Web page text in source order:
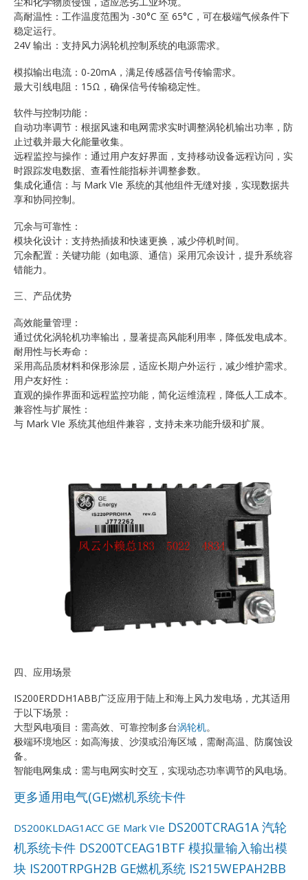
高耐温性：工作温度范围为 -30°C 至 65°C，可在极端气候条件下
稳定运行。
24V 输出：支持风力涡轮机控制系统的电源需求。
模拟输出电流：0-20mA，满足传感器信号传输需求。
最大引线电阻：15Ω，确保信号传输稳定性。
软件与控制功能：
自动功率调节：根据风速和电网需求实时调整涡轮机输出功率，防
止过载并最大化能量收集。
远程监控与操作：通过用户友好界面，支持移动设备远程访问，实
时跟踪发电数据、查看性能指标并调整参数。
集成化通信：与 Mark VIe 系统的其他组件无缝对接，实现数据共
享和协同控制。
冗余与可靠性：
模块化设计：支持热插拔和快速更换，减少停机时间。
冗余配置：关键功能（如电源、通信）采用冗余设计，提升系统容
错能力。
三、产品优势
高效能量管理：
通过优化涡轮机功率输出，显著提高风能利用率，降低发电成本。
耐用性与长寿命：
采用高品质材料和保形涂层，适应长期户外运行，减少维护需求。
用户友好性：
直观的操作界面和远程监控功能，简化运维流程，降低人工成本。
兼容性与扩展性：
与 Mark VIe 系统其他组件兼容，支持未来功能升级和扩展。
四、应用场景
IS200ERDDH1ABB广泛应用于陆上和海上风力发电场，尤其适用
于以下场景：
大型风电项目：需高效、可靠控制多台涡轮机。
极端环境地区：如高海拔、沙漠或沿海区域，需耐高温、防腐蚀设
备。
智能电网集成：需与电网实时交互，实现动态功率调节的风电场。
更多通用电气(GE)燃机系统卡件
DS200KLDAG1ACC GE Mark VIe DS200TCRAG1A 汽轮
机系统卡件 DS200TCEAG1BTF 模拟量输入输出模
块 IS200TRPGH2B GE燃机系统 IS215WEPAH2BB